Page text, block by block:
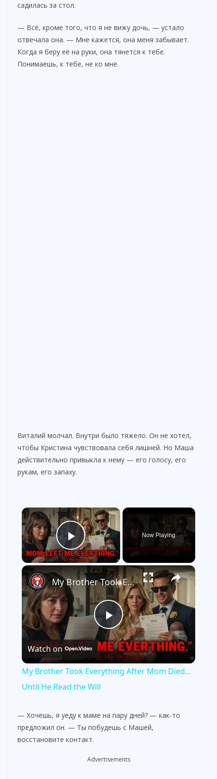
садилась за стол.
— Всё, кроме того, что я не вижу дочь, — устало
отвечала она. — Мне кажется, она меня забывает.
Когда я беру её на руки, она тянется к тебе.
Понимаешь, к тебе, не ко мне.
Виталий молчал. Внутри было тяжело. Он не хотел,
чтобы Кристина чувствовала себя лишней. Но Маша
действительно привыкла к нему — его голосу, его
рукам, его запаху.
×
Play Video
Now Playing
×
P
l
y
My Brother Took Everything After Mom Died... Until He Read the Will
Watch on
My Brother Took Everything After Mom Died...
Until He Read the Will
— Хочешь, я уеду к маме на пару дней? — как-то
предложил он. — Ты побудешь с Машей,
восстановите контакт.
Advertisements